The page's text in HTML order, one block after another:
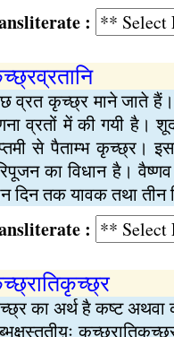
:
व्रत कृच्छ्र माने जाते हैं।
व्रतों में की गयी है।
से पैताम्भ कृच्छ्र।
का विधान है।
दिन तक यावक तथा तीन
:
का अर्थ है कष्ट